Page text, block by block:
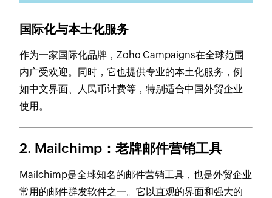
国际化与本土化服务
作为一家国际化品牌，Zoho Campaigns在全球范围
内广受欢迎。同时，它也提供专业的本土化服务，例
如中文界面、人民币计费等，特别适合中国外贸企业
使用。
2. Mailchimp：老牌邮件营销工具
Mailchimp是全球知名的邮件营销工具，也是外贸企业
常用的邮件群发软件之一。它以直观的界面和强大的